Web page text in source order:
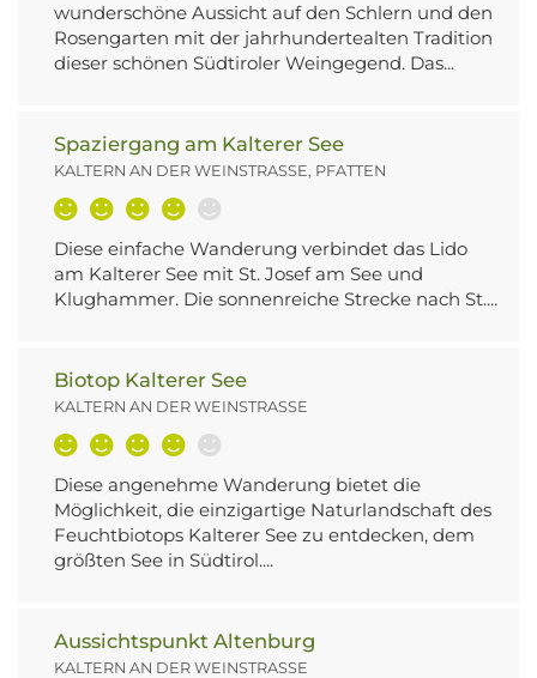
wunderschöne Aussicht auf den Schlern und den
Rosengarten mit der jahrhundertealten Tradition
dieser schönen Südtiroler Weingegend. Das...
Spaziergang am Kalterer See
KALTERN AN DER WEINSTRASSE, PFATTEN
Diese einfache Wanderung verbindet das Lido
am Kalterer See mit St. Josef am See und
Klughammer. Die sonnenreiche Strecke nach St....
Biotop Kalterer See
KALTERN AN DER WEINSTRASSE
Diese angenehme Wanderung bietet die
Möglichkeit, die einzigartige Naturlandschaft des
Feuchtbiotops Kalterer See zu entdecken, dem
größten See in Südtirol....
Aussichtspunkt Altenburg
KALTERN AN DER WEINSTRASSE